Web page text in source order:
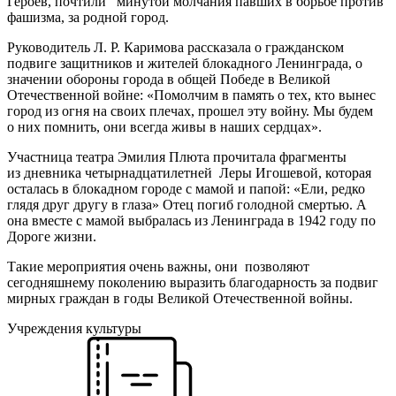
фашизма, за родной город.
Руководитель Л. Р. Каримова рассказала о гражданском
подвиге защитников и жителей блокадного Ленинграда, о
значении обороны города в общей Победе в Великой
Отечественной войне: «Помолчим в память о тех, кто вынес
город из огня на своих плечах, прошел эту войну. Мы будем
о них помнить, они всегда живы в наших сердцах».
Участница театра Эмилия Плюта прочитала фрагменты
из дневника четырнадцатилетней Леры Игошевой, которая
осталась в блокадном городе с мамой и папой: «Ели, редко
глядя друг другу в глаза» Отец погиб голодной смертью. А
она вместе с мамой выбралась из Ленинграда в 1942 году по
Дороге жизни.
Такие мероприятия очень важны, они позволяют
сегодняшнему поколению выразить благодарность за подвиг
мирных граждан в годы Великой Отечественной войны.
Учреждения культуры